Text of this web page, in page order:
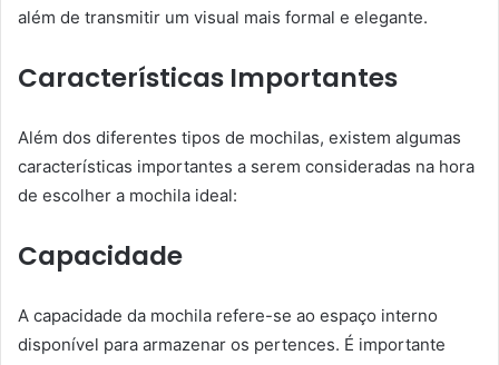
além de transmitir um visual mais formal e elegante.
Características Importantes
Além dos diferentes tipos de mochilas, existem algumas
características importantes a serem consideradas na hora
de escolher a mochila ideal:
Capacidade
A capacidade da mochila refere-se ao espaço interno
disponível para armazenar os pertences. É importante